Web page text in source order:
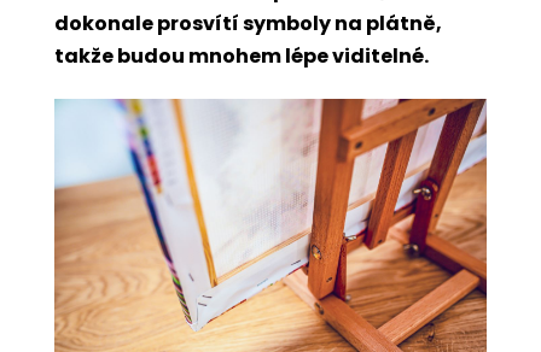
dokonale prosvítí symboly na plátně,
takže budou mnohem lépe viditelné.